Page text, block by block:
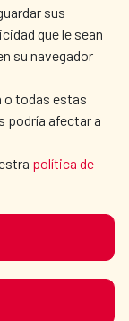
sus
que le sean
su navegador
o todas estas
podría afectar a
política de